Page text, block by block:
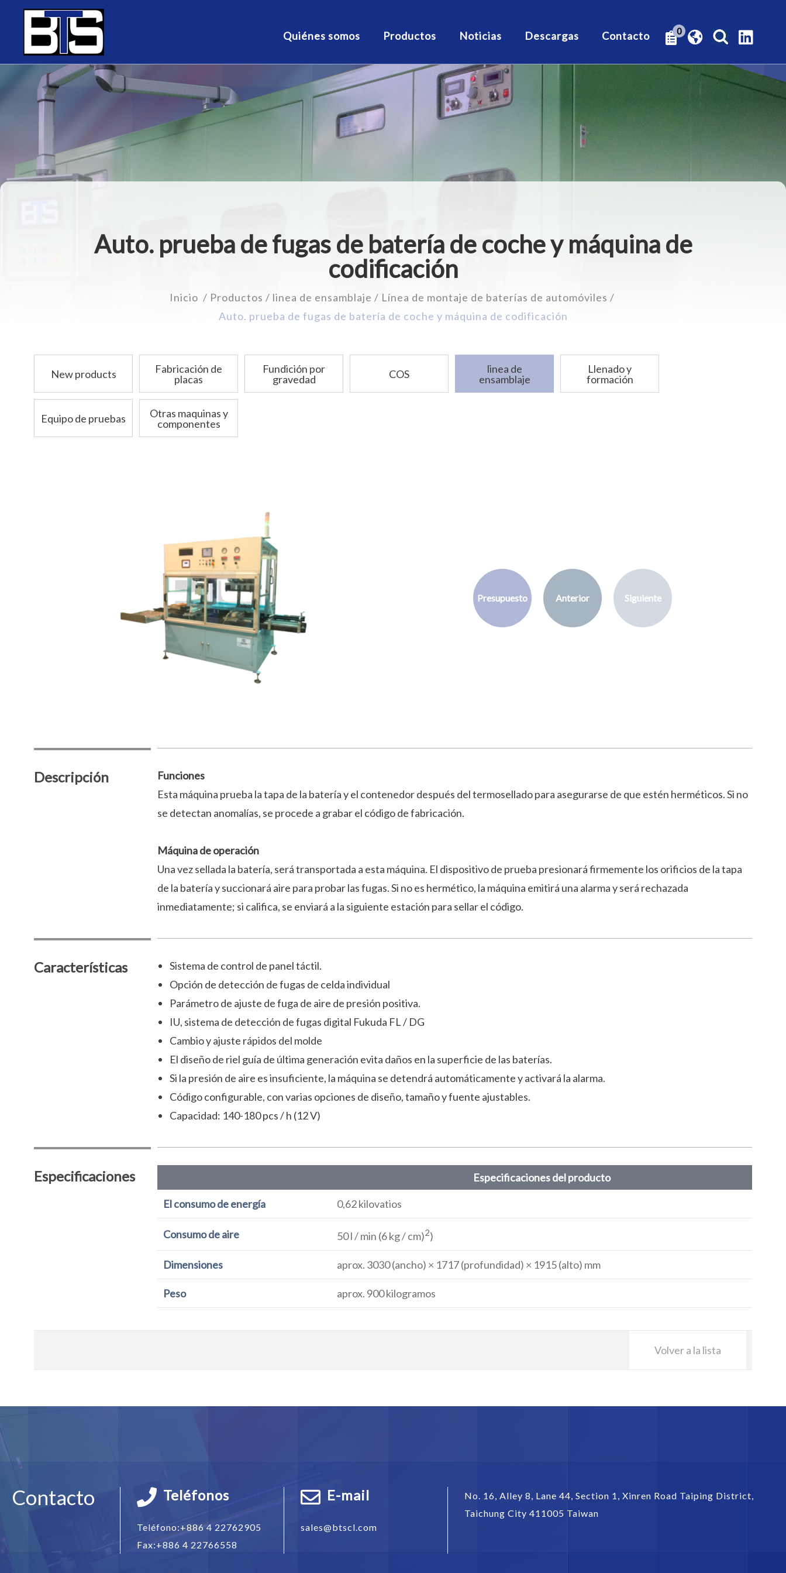
0
Quiénes somos Productos Noticias Descargas Contacto
Auto. prueba de fugas de batería de coche y máquina de
codificación
Inicio Productos linea de ensamblaje
Línea de montaje de baterías de automóviles
Auto. prueba de fugas de batería de coche y máquina de codificación
New products
Fabricación de
placas
Fundición por
gravedad
COS
linea de
ensamblaje
Llenado y
formación
Equipo de pruebas
Otras maquinas y
componentes
Presupuesto Anterior Siguiente
Descripción
Funciones
Esta máquina prueba la tapa de la batería y el contenedor después del termosellado para asegurarse de que estén herméticos. Si no
se detectan anomalías, se procede a grabar el código de fabricación.
Máquina de operación
Una vez sellada la batería, será transportada a esta máquina. El dispositivo de prueba presionará firmemente los orificios de la tapa
de la batería y succionará aire para probar las fugas. Si no es hermético, la máquina emitirá una alarma y será rechazada
inmediatamente; si califica, se enviará a la siguiente estación para sellar el código.
Características
Sistema de control de panel táctil.
Opción de detección de fugas de celda individual
Parámetro de ajuste de fuga de aire de presión positiva.
IU, sistema de detección de fugas digital Fukuda FL / DG
Cambio y ajuste rápidos del molde
El diseño de riel guía de última generación evita daños en la superficie de las baterías.
Si la presión de aire es insuficiente, la máquina se detendrá automáticamente y activará la alarma.
Código configurable, con varias opciones de diseño, tamaño y fuente ajustables.
Capacidad: 140-180 pcs / h (12 V)
Especificaciones Especificaciones del producto
El consumo de energía 0,62 kilovatios
Consumo de aire 50 l / min (6 kg / cm)2)
Dimensiones aprox. 3030 (ancho) × 1717 (profundidad) × 1915 (alto) mm
Peso aprox. 900 kilogramos
Volver a la lista
Contacto Teléfonos
Teléfono:+886 4 22762905
Fax:+886 4 22766558
E-mail
sales@btscl.com
No. 16, Alley 8, Lane 44, Section 1, Xinren Road Taiping District,
Taichung City 411005 Taiwan